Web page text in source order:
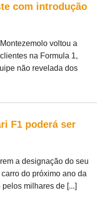
com introdução
voltou a
na Formula 1,
não revelada dos
F1 poderá ser
a designação do seu
do próximo ano da
milhares de [...]